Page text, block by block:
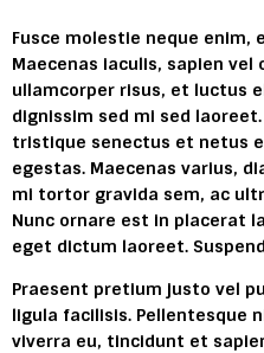
Fusce molestie neque
Maecenas iaculis, sapien
ullamcorper risus, et luctus
dignissim sed mi sed
tristique senectus et netus
egestas. Maecenas varius,
mi tortor gravida sem, ac
Nunc ornare est in placerat
eget dictum laoreet.
Praesent pretium justo vel
ligula facilisis. Pellentesque
viverra eu, tincidunt et